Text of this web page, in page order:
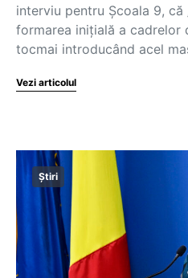
interviu pentru Școala 9,
formarea inițială a cadrelor
tocmai introducând acel
Vezi articolul
Știri